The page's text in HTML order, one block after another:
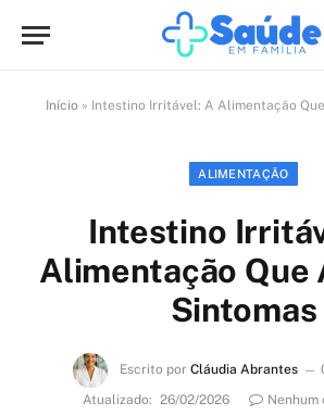
Início » Intestino Irritável: A Alimentação
ALIMENTAÇÃO
Intestino
Alimentação Que
Sintomas
Escrito por Cláudia Abrantes
Atualizado: 26/02/2026
Nenhum